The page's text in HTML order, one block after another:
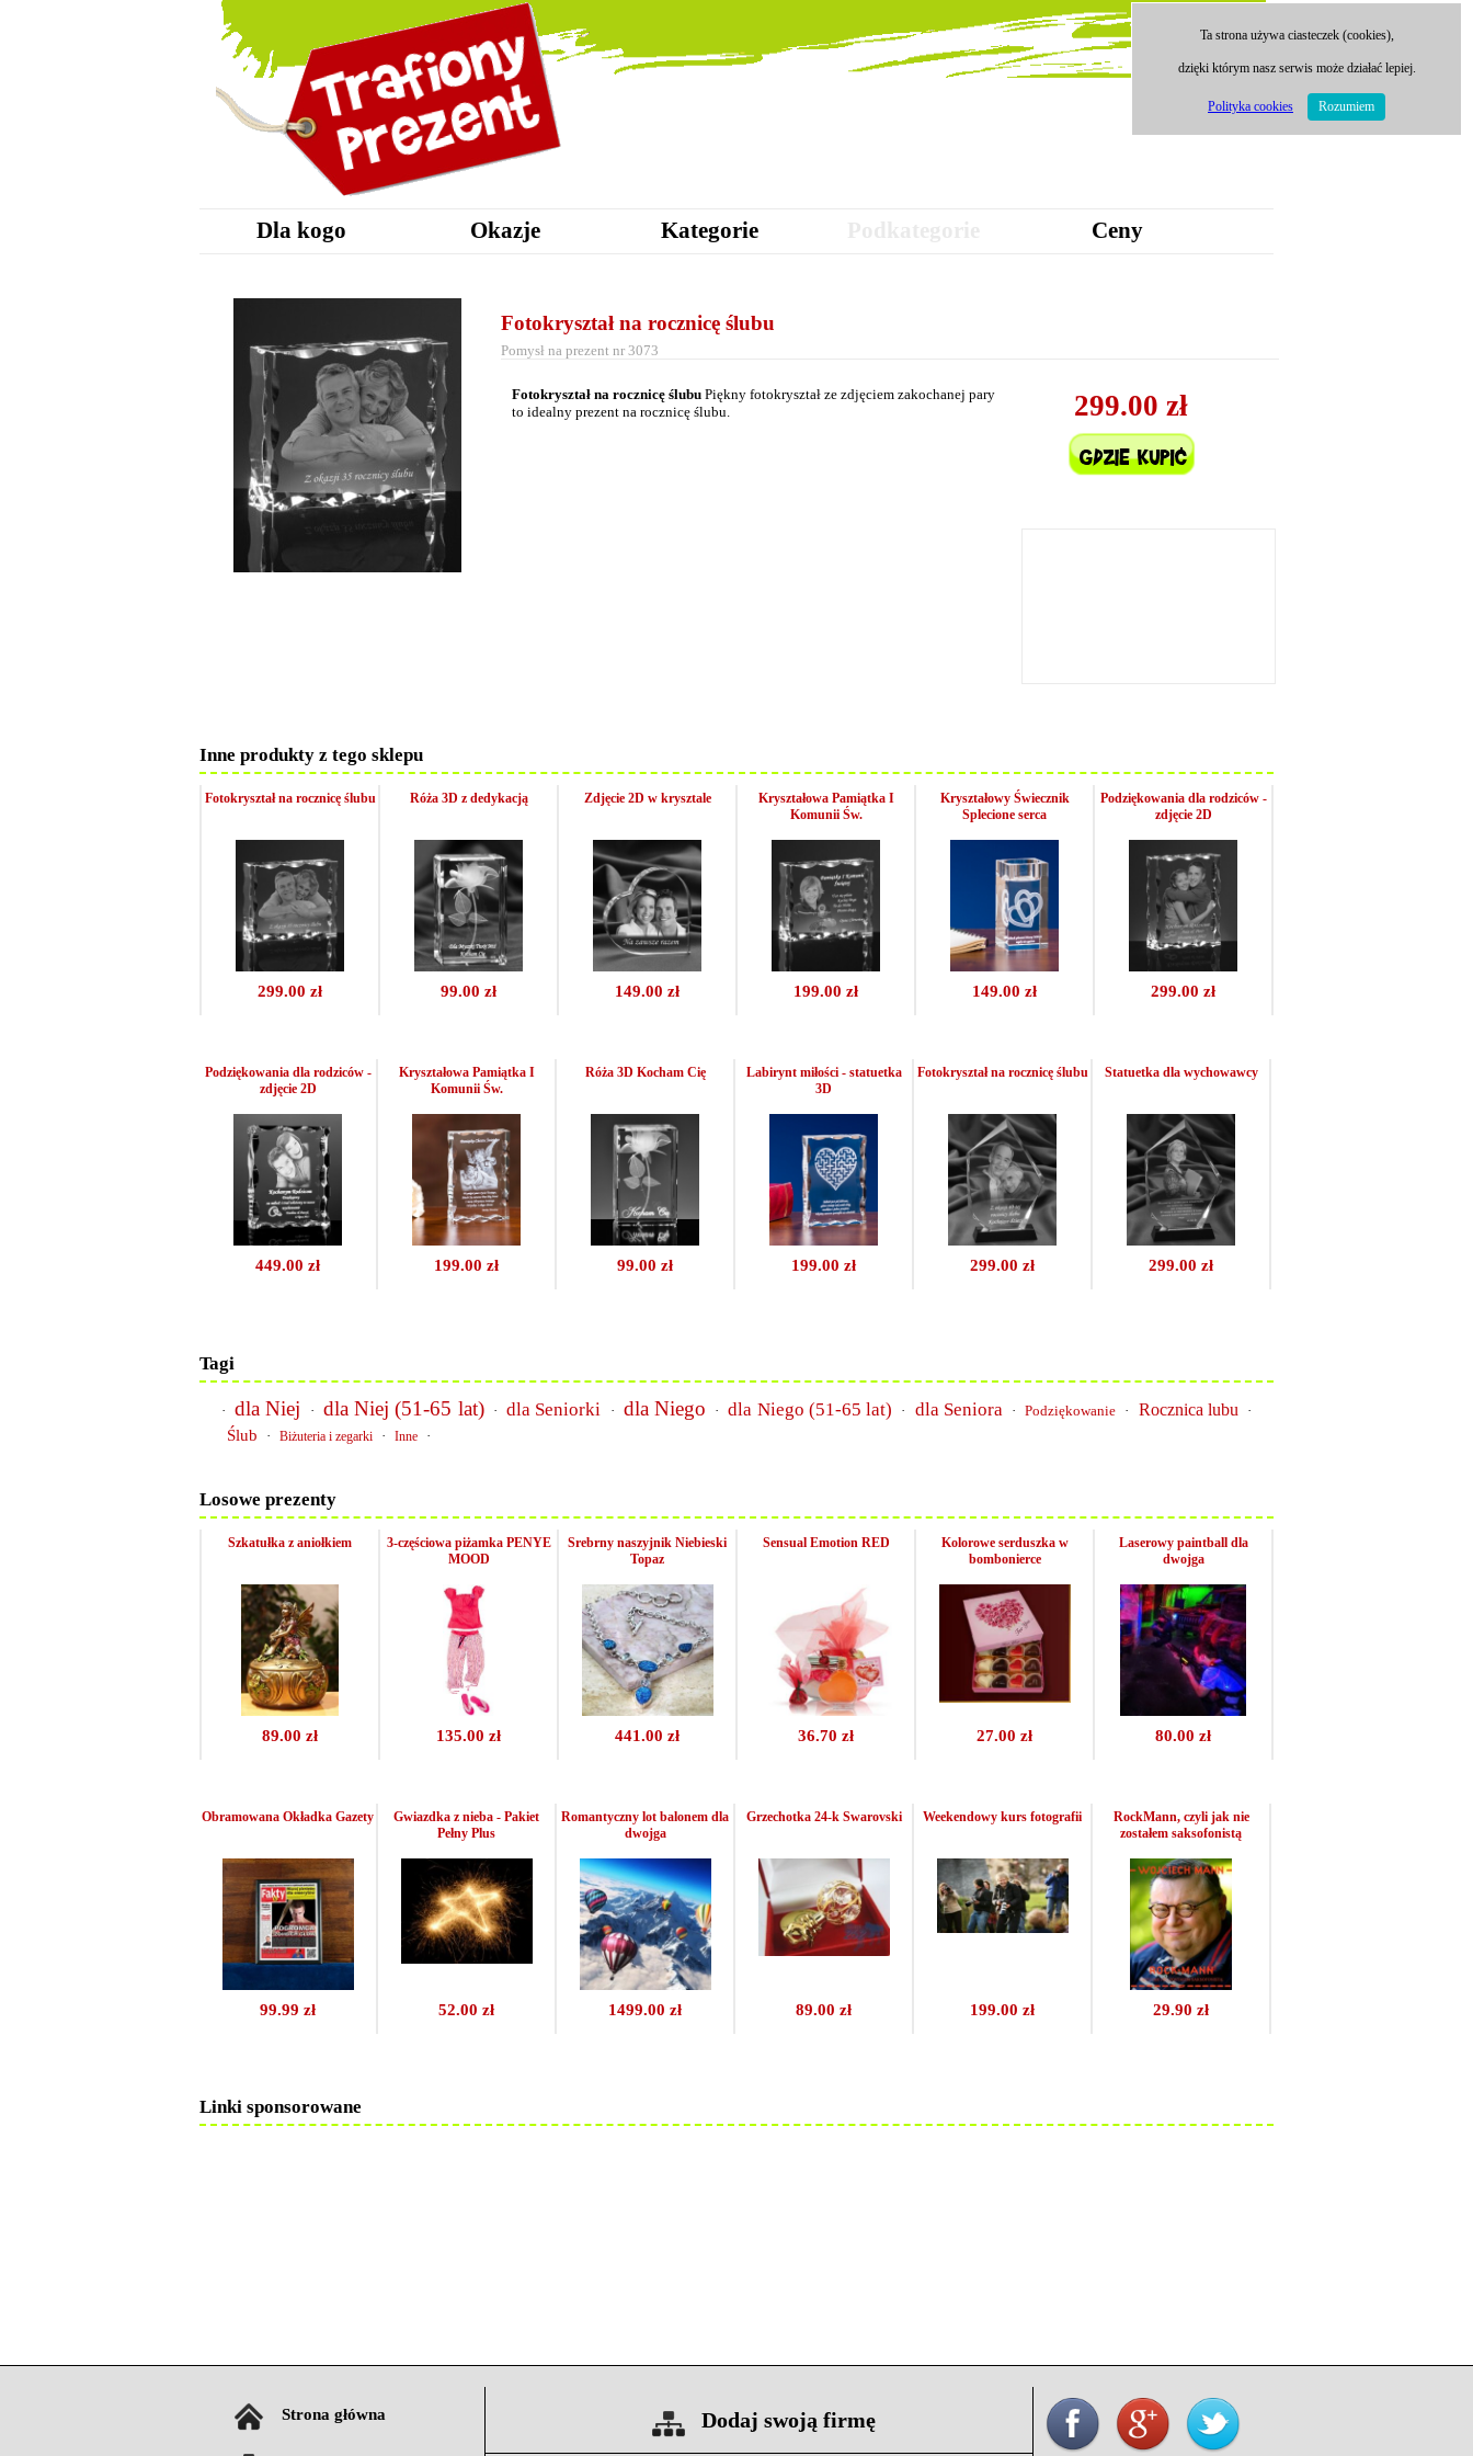
Dla kogo Okazje Kategorie Ceny
Fotokryształ na rocznicę ślubu
Pomysł na prezent nr 3073
299.00 zł
Fotokryształ na rocznicę ślubu Piękny fotokryształ ze zdjęciem zakochanej pary
to idealny prezent na rocznicę ślubu.
Inne produkty z tego sklepu
299.00 zł
Fotokryształ na rocznicę ślubu
99.00 zł
Róża 3D z dedykacją
149.00 zł
Zdjęcie 2D w krysztale
199.00 zł
Kryształowa Pamiątka I
Komunii Św.
149.00 zł
Kryształowy Świecznik
Splecione serca
299.00 zł
Podziękowania dla rodziców -
zdjęcie 2D
449.00 zł
Podziękowania dla rodziców -
zdjęcie 2D
199.00 zł
Kryształowa Pamiątka I
Komunii Św.
99.00 zł
Róża 3D Kocham Cię
199.00 zł
Labirynt miłości - statuetka
3D
299.00 zł
Fotokryształ na rocznicę ślubu
299.00 zł
Statuetka dla wychowawcy
Tagi
· dla Niej · dla Niej (51-65 lat) · dla Seniorki · dla Niego · dla Niego (51-65 lat) · dla Seniora · Podziękowanie · Rocznica lubu ·
Ślub · Biżuteria i zegarki · Inne ·
Losowe prezenty
89.00 zł
Szkatułka z aniołkiem
135.00 zł
3-częściowa piżamka PENYE
MOOD
441.00 zł
Srebrny naszyjnik Niebieski
Topaz
36.70 zł
Sensual Emotion RED
27.00 zł
Kolorowe serduszka w
bombonierce
80.00 zł
Laserowy paintball dla
dwojga
99.99 zł
Obramowana Okładka Gazety
52.00 zł
Gwiazdka z nieba - Pakiet
Pełny Plus
1499.00 zł
Romantyczny lot balonem dla
dwojga
89.00 zł
Grzechotka 24-k Swarovski
199.00 zł
Weekendowy kurs fotografii
29.90 zł
RockMann, czyli jak nie
zostałem saksofonistą
Linki sponsorowane
Strona główna Dodaj swoją firmę
Ta strona używa ciasteczek (cookies),
dzięki którym nasz serwis może działać lepiej.
Polityka cookies Rozumiem